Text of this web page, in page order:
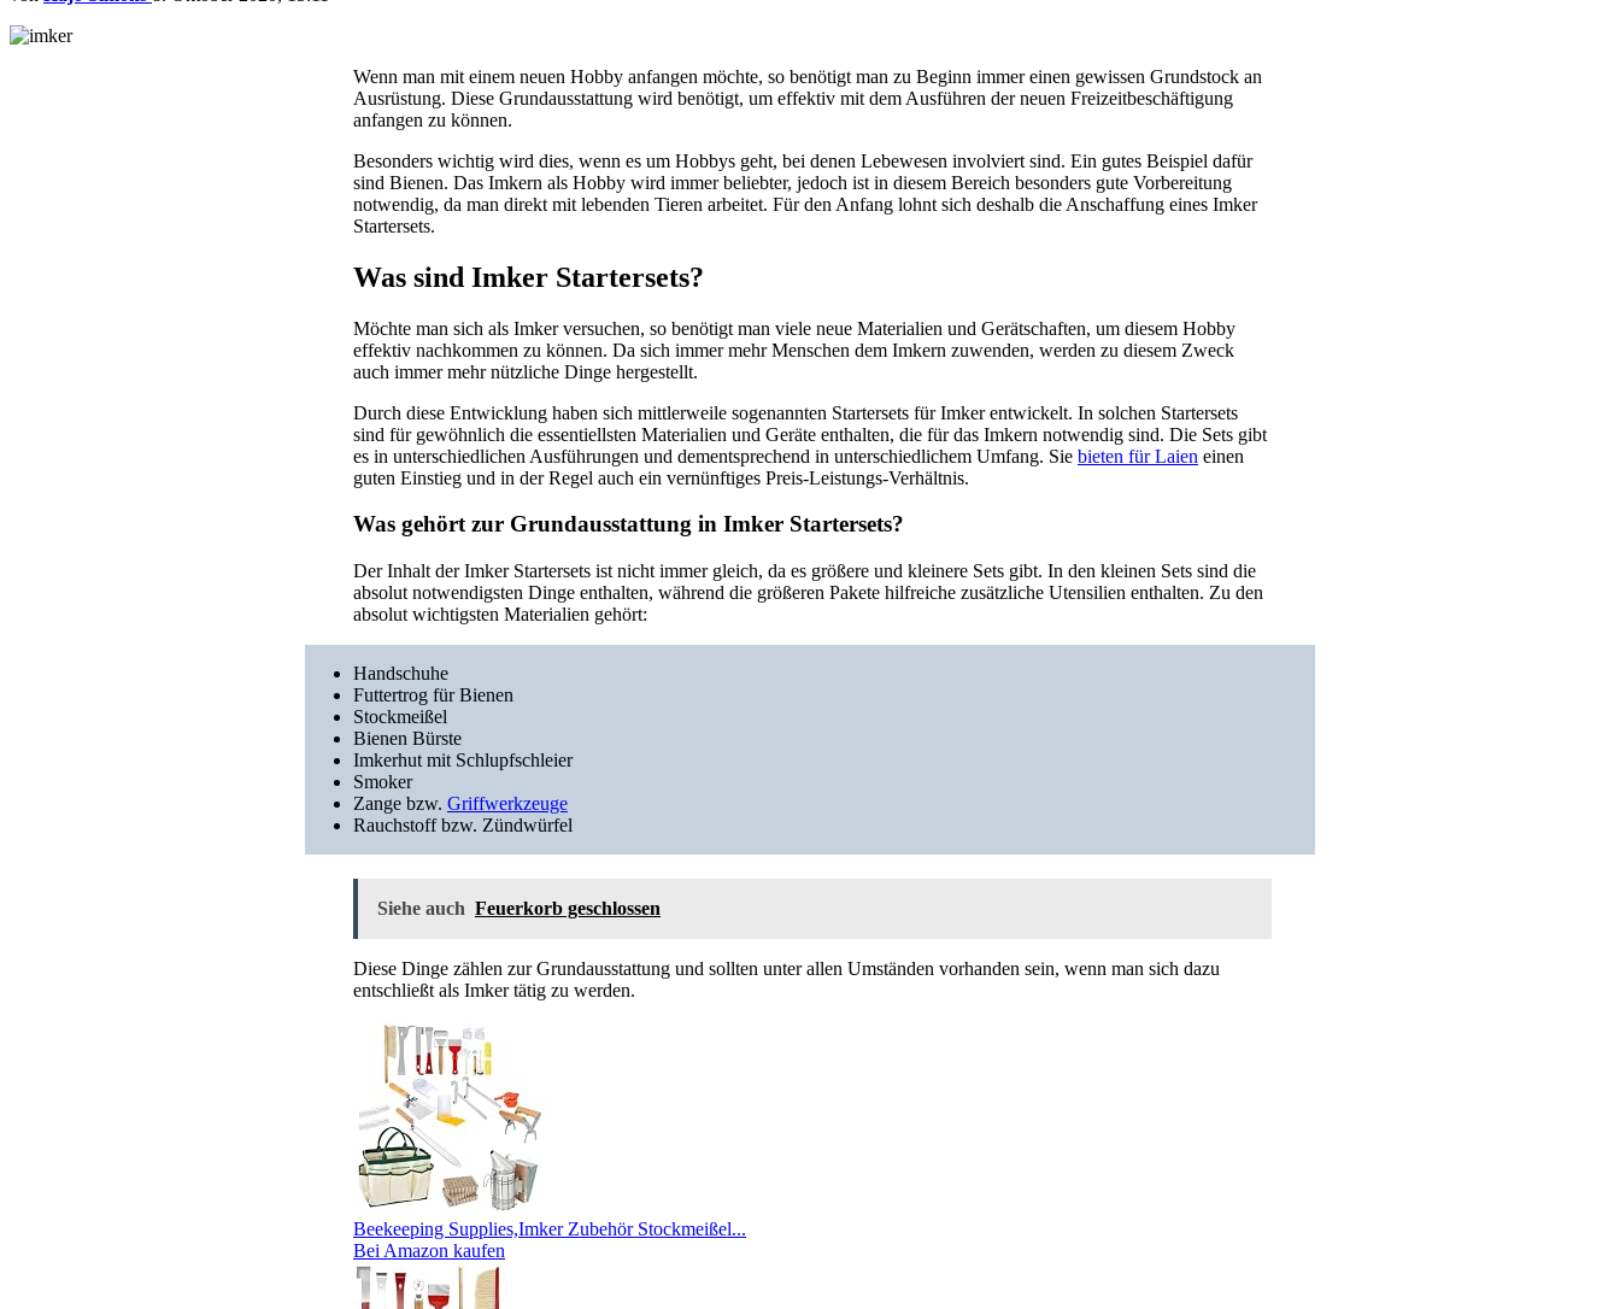
Wenn man mit einem neuen Hobby anfangen möchte, so benötigt man zu Beginn immer einen gewissen Grundstock an
Ausrüstung. Diese Grundausstattung wird benötigt, um effektiv mit dem Ausführen der neuen Freizeitbeschäftigung
anfangen zu können.
Besonders wichtig wird dies, wenn es um Hobbys geht, bei denen Lebewesen involviert sind. Ein gutes Beispiel dafür
sind Bienen. Das Imkern als Hobby wird immer beliebter, jedoch ist in diesem Bereich besonders gute Vorbereitung
notwendig, da man direkt mit lebenden Tieren arbeitet. Für den Anfang lohnt sich deshalb die Anschaffung eines Imker
Startersets.
Was sind Imker Startersets?
Möchte man sich als Imker versuchen, so benötigt man viele neue Materialien und Gerätschaften, um diesem Hobby
effektiv nachkommen zu können. Da sich immer mehr Menschen dem Imkern zuwenden, werden zu diesem Zweck
auch immer mehr nützliche Dinge hergestellt.
Durch diese Entwicklung haben sich mittlerweile sogenannten Startersets für Imker entwickelt. In solchen Startersets
sind für gewöhnlich die essentiellsten Materialien und Geräte enthalten, die für das Imkern notwendig sind. Die Sets gibt
es in unterschiedlichen Ausführungen und dementsprechend in unterschiedlichem Umfang. Sie bieten für Laien einen
guten Einstieg und in der Regel auch ein vernünftiges Preis-Leistungs-Verhältnis.
Was gehört zur Grundausstattung in Imker Startersets?
Der Inhalt der Imker Startersets ist nicht immer gleich, da es größere und kleinere Sets gibt. In den kleinen Sets sind die
absolut notwendigsten Dinge enthalten, während die größeren Pakete hilfreiche zusätzliche Utensilien enthalten. Zu den
absolut wichtigsten Materialien gehört:
Handschuhe
Futtertrog für Bienen
Stockmeißel
Bienen Bürste
Imkerhut mit Schlupfschleier
Smoker
Zange bzw. Griffwerkzeuge
Rauchstoff bzw. Zündwürfel
Siehe auch Feuerkorb geschlossen
Diese Dinge zählen zur Grundausstattung und sollten unter allen Umständen vorhanden sein, wenn man sich dazu
entschließt als Imker tätig zu werden.
Beekeeping Supplies,Imker Zubehör Stockmeißel...
Bei Amazon kaufen